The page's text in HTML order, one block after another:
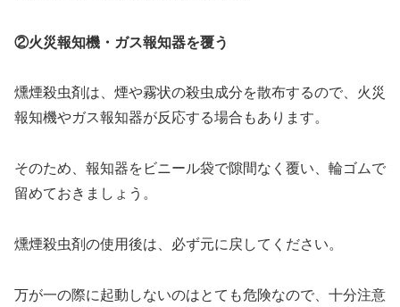
②火災報知機・ガス報知器を覆う
燻煙殺虫剤は、煙や霧状の殺虫成分を散布するので、火災
報知機やガス報知器が反応する場合もあります。
そのため、報知器をビニール袋で隙間なく覆い、輪ゴムで
留めておきましょう。
燻煙殺虫剤の使用後は、必ず元に戻してください。
万が一の際に起動しないのはとても危険なので、十分注意